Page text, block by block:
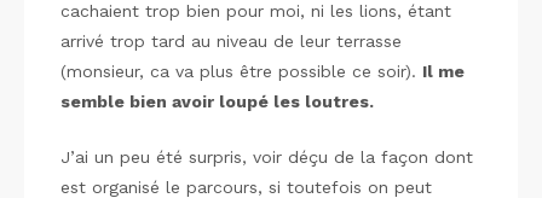
cachaient trop bien pour moi, ni les lions, étant
arrivé trop tard au niveau de leur terrasse
(monsieur, ca va plus être possible ce soir). Il me
semble bien avoir loupé les loutres.
J’ai un peu été surpris, voir déçu de la façon dont
est organisé le parcours, si toutefois on peut